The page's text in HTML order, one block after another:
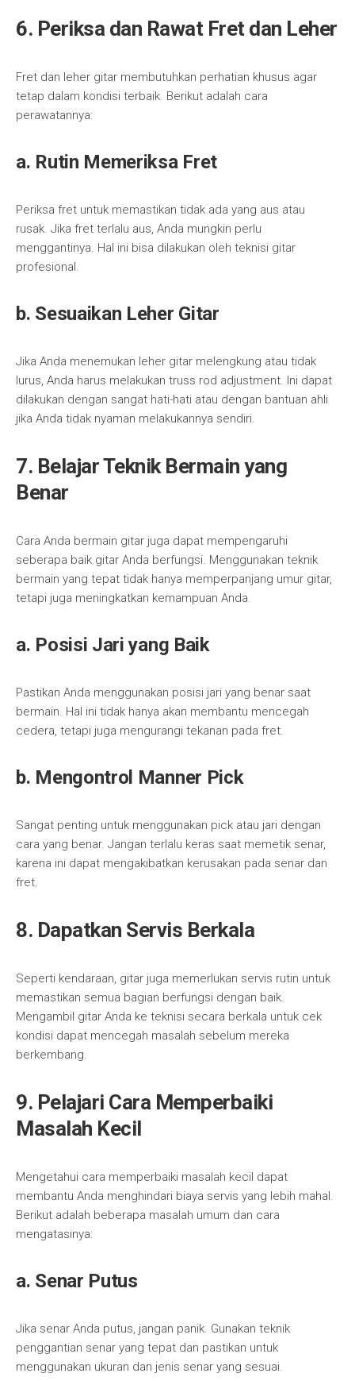
6. Periksa dan Rawat Fret dan Leher
Fret dan leher gitar membutuhkan perhatian khusus agar
tetap dalam kondisi terbaik. Berikut adalah cara
perawatannya:
a. Rutin Memeriksa Fret
Periksa fret untuk memastikan tidak ada yang aus atau
rusak. Jika fret terlalu aus, Anda mungkin perlu
menggantinya. Hal ini bisa dilakukan oleh teknisi gitar
profesional.
b. Sesuaikan Leher Gitar
Jika Anda menemukan leher gitar melengkung atau tidak
lurus, Anda harus melakukan truss rod adjustment. Ini dapat
dilakukan dengan sangat hati-hati atau dengan bantuan ahli
jika Anda tidak nyaman melakukannya sendiri.
7. Belajar Teknik Bermain yang
Benar
Cara Anda bermain gitar juga dapat mempengaruhi
seberapa baik gitar Anda berfungsi. Menggunakan teknik
bermain yang tepat tidak hanya memperpanjang umur gitar,
tetapi juga meningkatkan kemampuan Anda.
a. Posisi Jari yang Baik
Pastikan Anda menggunakan posisi jari yang benar saat
bermain. Hal ini tidak hanya akan membantu mencegah
cedera, tetapi juga mengurangi tekanan pada fret.
b. Mengontrol Manner Pick
Sangat penting untuk menggunakan pick atau jari dengan
cara yang benar. Jangan terlalu keras saat memetik senar,
karena ini dapat mengakibatkan kerusakan pada senar dan
fret.
8. Dapatkan Servis Berkala
Seperti kendaraan, gitar juga memerlukan servis rutin untuk
memastikan semua bagian berfungsi dengan baik.
Mengambil gitar Anda ke teknisi secara berkala untuk cek
kondisi dapat mencegah masalah sebelum mereka
berkembang.
9. Pelajari Cara Memperbaiki
Masalah Kecil
Mengetahui cara memperbaiki masalah kecil dapat
membantu Anda menghindari biaya servis yang lebih mahal.
Berikut adalah beberapa masalah umum dan cara
mengatasinya:
a. Senar Putus
Jika senar Anda putus, jangan panik. Gunakan teknik
penggantian senar yang tepat dan pastikan untuk
menggunakan ukuran dan jenis senar yang sesuai.